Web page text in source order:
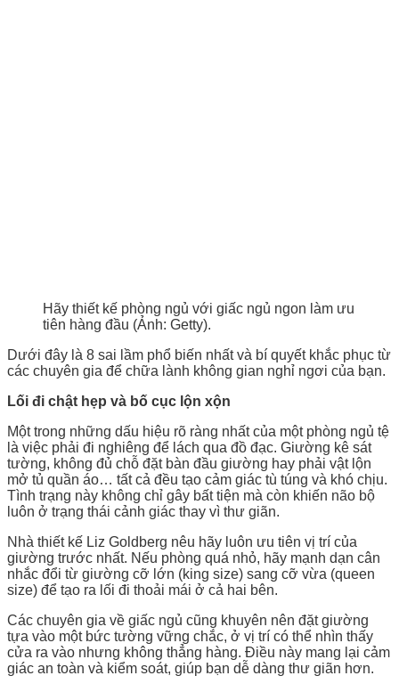
Hãy thiết kế phòng ngủ với giấc ngủ ngon làm ưu
tiên hàng đầu (Ảnh: Getty).
Dưới đây là 8 sai lầm phổ biến nhất và bí quyết khắc phục từ
các chuyên gia để chữa lành không gian nghỉ ngơi của bạn.
Lối đi chật hẹp và bố cục lộn xộn
Một trong những dấu hiệu rõ ràng nhất của một phòng ngủ tệ
là việc phải đi nghiêng để lách qua đồ đạc. Giường kê sát
tường, không đủ chỗ đặt bàn đầu giường hay phải vật lộn
mở tủ quần áo… tất cả đều tạo cảm giác tù túng và khó chịu.
Tình trạng này không chỉ gây bất tiện mà còn khiến não bộ
luôn ở trạng thái cảnh giác thay vì thư giãn.
Nhà thiết kế Liz Goldberg nêu hãy luôn ưu tiên vị trí của
giường trước nhất. Nếu phòng quá nhỏ, hãy mạnh dạn cân
nhắc đổi từ giường cỡ lớn (king size) sang cỡ vừa (queen
size) để tạo ra lối đi thoải mái ở cả hai bên.
Các chuyên gia về giấc ngủ cũng khuyên nên đặt giường
tựa vào một bức tường vững chắc, ở vị trí có thể nhìn thấy
cửa ra vào nhưng không thẳng hàng. Điều này mang lại cảm
giác an toàn và kiểm soát, giúp bạn dễ dàng thư giãn hơn.